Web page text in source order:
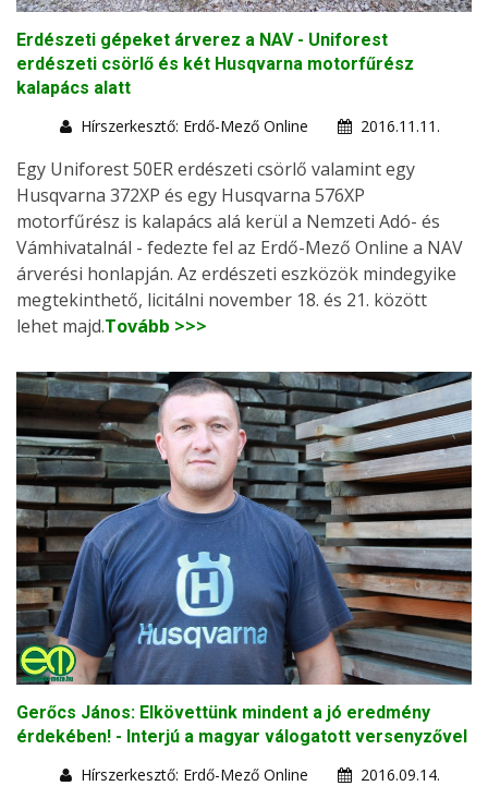
Erdészeti gépeket árverez a NAV - Uniforest
erdészeti csörlő és két Husqvarna motorfűrész
kalapács alatt
Hírszerkesztő: Erdő-Mező Online
2016.11.11.
Egy Uniforest 50ER erdészeti csörlő valamint egy
Husqvarna 372XP és egy Husqvarna 576XP
motorfűrész is kalapács alá kerül a Nemzeti Adó- és
Vámhivatalnál - fedezte fel az Erdő-Mező Online a NAV
árverési honlapján. Az erdészeti eszközök mindegyike
megtekinthető, licitálni november 18. és 21. között
lehet majd.Tovább >>>
Gerőcs János: Elkövettünk mindent a jó eredmény
érdekében! - Interjú a magyar válogatott versenyzővel
Hírszerkesztő: Erdő-Mező Online
2016.09.14.